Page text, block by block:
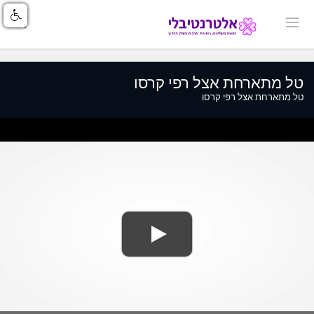
טל מתארחת אצל רפי קרסו
טל מתארחת אצל רפי קרסו